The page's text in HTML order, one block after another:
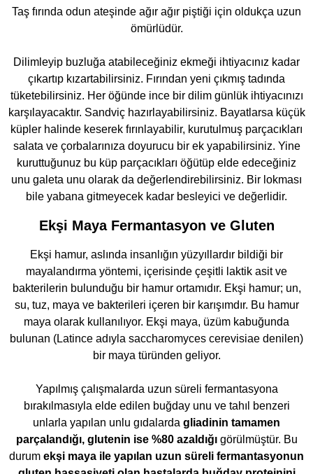
Taş fırında odun ateşinde ağır ağır piştiği için oldukça uzun
ömürlüdür.
Dilimleyip buzluğa atabileceğiniz ekmeği ihtiyacınız kadar
çıkartıp kızartabilirsiniz. Fırından yeni çıkmış tadında
tüketebilirsiniz. Her öğünde ince bir dilim günlük ihtiyacınızı
karşılayacaktır. Sandviç hazırlayabilirsiniz. Bayatlarsa küçük
küpler halinde keserek fırınlayabilir, kurutulmuş parçacıkları
salata ve çorbalarınıza doyurucu bir ek yapabilirsiniz. Yine
kuruttuğunuz bu küp parçacıkları öğütüp elde edeceğiniz
unu galeta unu olarak da değerlendirebilirsiniz. Bir lokması
bile yabana gitmeyecek kadar besleyici ve değerlidir.
Ekşi Maya Fermantasyon ve Gluten
Ekşi hamur, aslında insanlığın yüzyıllardır bildiği bir
mayalandırma yöntemi, içerisinde çeşitli laktik asit ve
bakterilerin bulunduğu bir hamur ortamıdır. Ekşi hamur; un,
su, tuz, maya ve bakterileri içeren bir karışımdır. Bu hamur
maya olarak kullanılıyor. Ekşi maya, üzüm kabuğunda
bulunan (Latince adıyla saccharomyces cerevisiae denilen)
bir maya türünden geliyor.
Yapılmış çalışmalarda uzun süreli fermantasyona
bırakılmasıyla elde edilen buğday unu ve tahıl benzeri
unlarla yapılan unlu gıdalarda gliadinin tamamen
parçalandığı, glutenin ise %80 azaldığıgörülmüştür. Bu
durum ekşi maya ile yapılan uzun süreli fermantasyonun